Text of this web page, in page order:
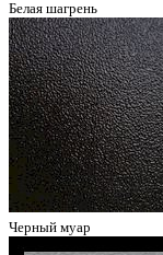
Белая шагрень
Черный муар